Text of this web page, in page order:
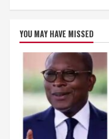
YOU MAY HAVE MISSED